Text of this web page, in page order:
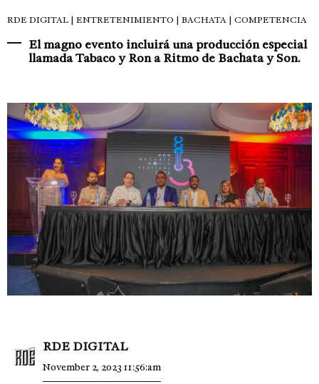
RDE DIGITAL | ENTRETENIMIENTO | BACHATA | COMPETENCIA
El magno evento incluirá una producción especial
llamada Tabaco y Ron a Ritmo de Bachata y Son.
RDE DIGITAL
November 2, 2023 11:56:am